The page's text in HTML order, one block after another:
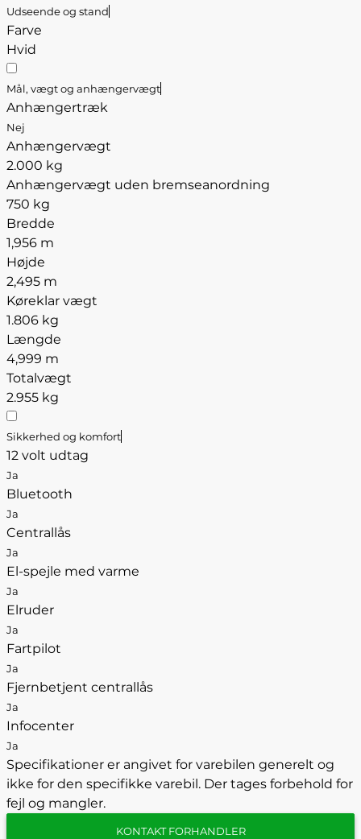
Udseende og stand
Farve
Hvid
Mål, vægt og anhængervægt
Anhængertræk
Nej
Anhængervægt
2.000 kg
Anhængervægt uden bremseanordning
750 kg
Bredde
1,956 m
Højde
2,495 m
Køreklar vægt
1.806 kg
Længde
4,999 m
Totalvægt
2.955 kg
Sikkerhed og komfort
12 volt udtag
Ja
Bluetooth
Ja
Centrallås
Ja
El-spejle med varme
Ja
Elruder
Ja
Fartpilot
Ja
Fjernbetjent centrallås
Ja
Infocenter
Ja
Specifikationer er angivet for varebilen generelt og
ikke for den specifikke varebil. Der tages forbehold for
fejl og mangler.
KONTAKT FORHANDLER